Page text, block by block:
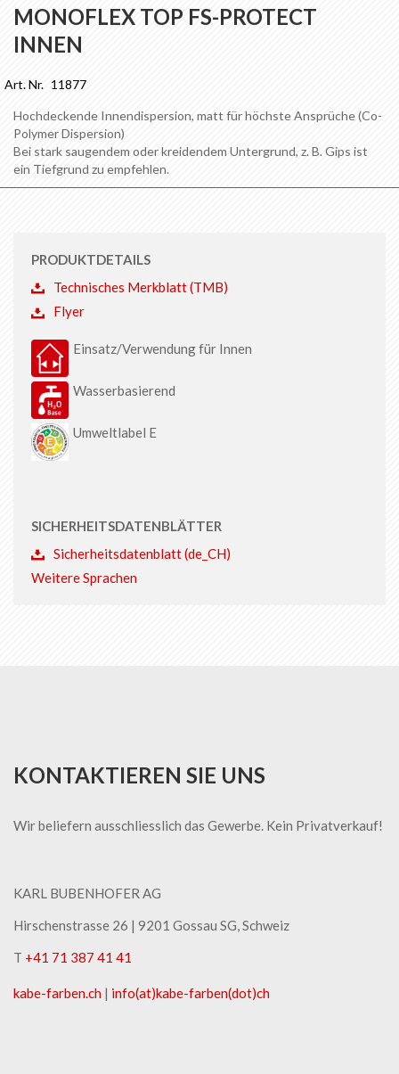
MONOFLEX TOP FS-PROTECT
INNEN
Art. Nr. 11877
Anfang
der
Bildgalerie
PRODUKTDETAILS
Technisches Merkblatt (TMB)
Flyer
Einsatz/Verwendung für Innen
Wasserbasierend
Umweltlabel E
SICHERHEITSDATENBLÄTTER
Sicherheitsdatenblatt (de_CH)
Weitere Sprachen
Hochdeckende Innendispersion, matt für höchste Ansprüche (Co-
Polymer Dispersion)
Bei stark saugendem oder kreidendem Untergrund, z. B. Gips ist
ein Tiefgrund zu empfehlen.
KONTAKTIEREN SIE UNS
Wir beliefern ausschliesslich das Gewerbe. Kein Privatverkauf!
KARL BUBENHOFER AG
Hirschenstrasse 26 | ​9201 Gossau SG, Schweiz
T +41 71 387 41 41
kabe-​farben.ch | info(at)kabe-​farben(dot)ch